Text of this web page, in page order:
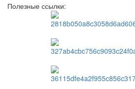
Полезные ссылки: